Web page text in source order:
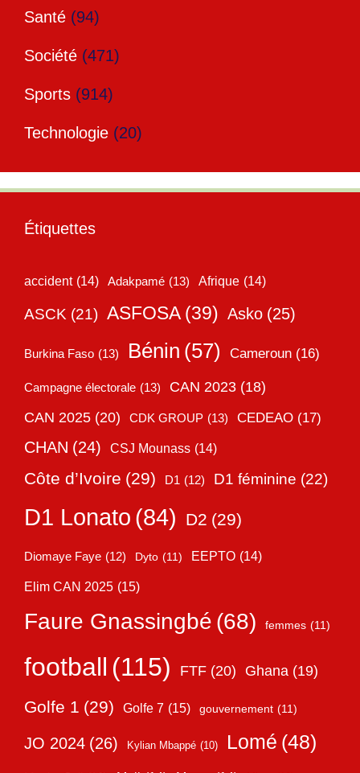
Santé (94)
Société (471)
Sports (914)
Technologie (20)
Étiquettes
accident (14) Adakpamé (13) Afrique (14)
ASCK (21) ASFOSA (39) Asko (25)
Burkina Faso (13) Bénin (57) Cameroun (16)
Campagne électorale (13) CAN 2023 (18)
CAN 2025 (20) CDK GROUP (13) CEDEAO (17)
CHAN (24) CSJ Mounass (14)
Côte d’Ivoire (29) D1 (12) D1 féminine (22)
D1 Lonato (84) D2 (29)
Diomaye Faye (12) Dyto (11) EEPTO (14)
Elim CAN 2025 (15)
Faure Gnassingbé (68) femmes (11)
football (115) FTF (20) Ghana (19)
Golfe 1 (29) Golfe 7 (15) gouvernement (11)
JO 2024 (26) Kylian Mbappé (10) Lomé (48)